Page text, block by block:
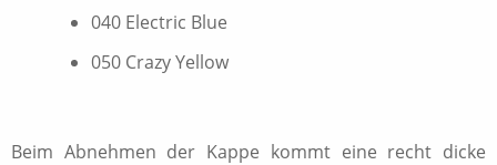
040 Electric Blue
050 Crazy Yellow
Beim Abnehmen der Kappe kommt eine recht dicke